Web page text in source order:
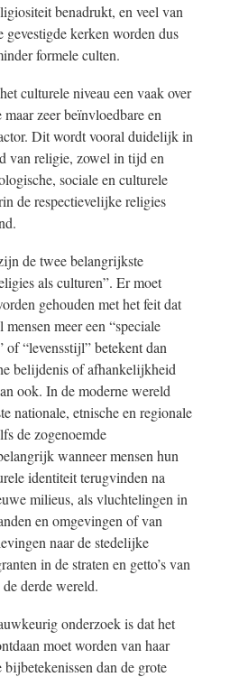
benadrukt, en veel van
gevestigde kerken worden dus
formele culten.
culturele niveau een vaak over
zeer beïnvloedbare en
Dit wordt vooral duidelijk in
van religie, zowel in tijd en
sociale en culturele
de respectievelijke religies
de twee belangrijkste
als culturen”. Er moet
gehouden met het feit dat
meer een “speciale
of “levensstijl” betekent dan
belijdenis of afhankelijkheid
ook. In de moderne wereld
nationale, etnische en regionale
de zogenoemde
wanneer mensen hun
identiteit terugvinden na
milieus, als vluchtelingen in
en omgevingen of van
naar de stedelijke
in de straten en getto’s van
derde wereld.
onderzoek is dat het
moet worden van haar
bijbetekenissen dan de grote